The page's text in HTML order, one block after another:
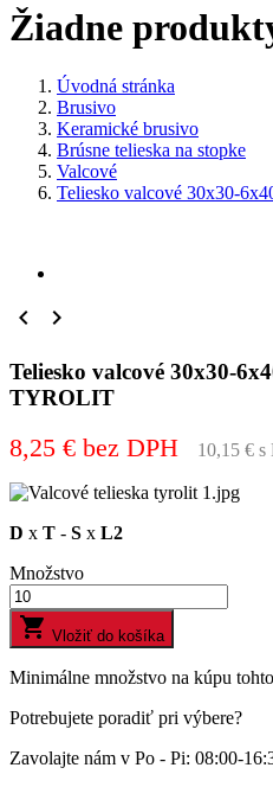
Žiadne
Úvodná stránka
Brusivo
Keramické brusivo
Brúsne telieska na stopke
Valcové
Teliesko valcové 30x30-
 
Teliesko valcové 30x30-
TYROLIT
8,25 € bez DPH 10,15 € s
D x T - S x L2
Množstvo
 Vložiť do košíka
Minimálne množstvo na kúpu
Potrebujete poradiť pri výbere?
Zavolajte nám v Po - Pi: 08:00-